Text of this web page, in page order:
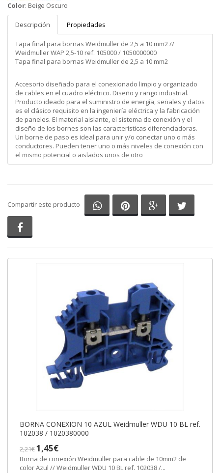
Weidmuller
Color: Beige Oscuro
Descripción Propiedades
Tapa final para bornas Weidmuller de 2,5 a 10 mm2 //
Weidmuller WAP 2,5-10 ref. 105000 / 1050000000
Tapa final para bornas Weidmuller de 2,5 a 10 mm2
Accesorio diseñado para el conexionado limpio y organizado
de cables en el cuadro eléctrico. Diseño y rango industrial.
Producto ideado para el suministro de energía, señales y datos
es el clásico requisito en la ingeniería eléctrica y la fabricación
de paneles. El material aislante, el sistema de conexión y el
diseño de los bornes son las características diferenciadoras.
Un borne de paso es ideal para unir y/o conectar uno o más
conductores. Pueden tener uno o más niveles de conexión con
el mismo potencial o aislados unos de otro
Compartir este producto Compartir en Whatsapp
Compartir en Pinterest
Compartir en
BORNA CONEXION 10 AZUL Weidmuller WDU 10 BL ref.
102038 / 1020380000
2,21€1,45€
Borna de conexión Weidmuller para cable de 10mm2 de
color Azul // Weidmuller WDU 10 BL ref. 102038 /...